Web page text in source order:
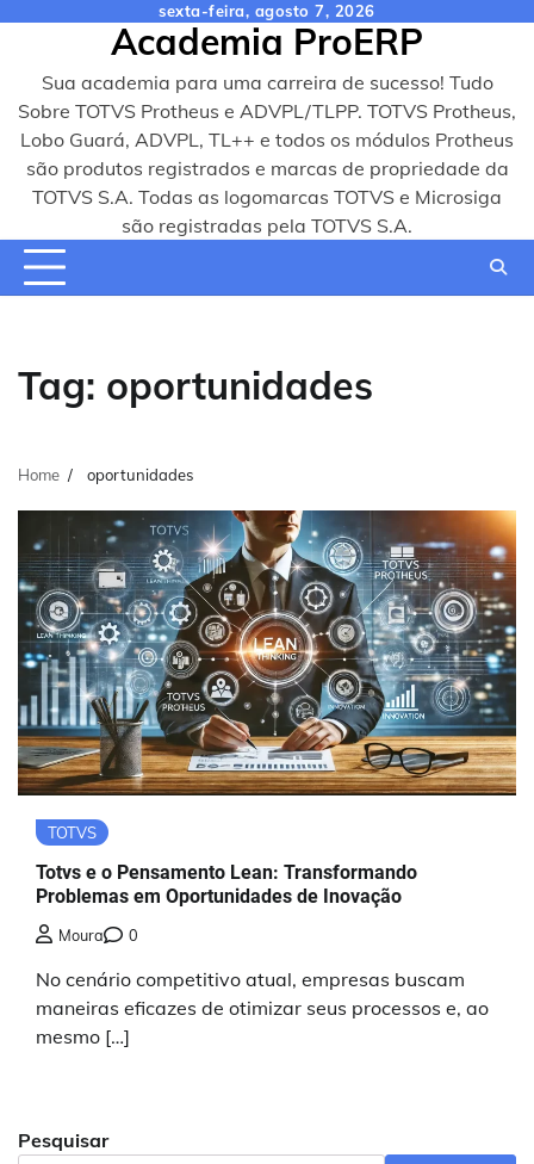
content
sexta-feira, agosto 7, 2026
Academia ProERP
Sua academia para uma carreira de sucesso! Tudo
Sobre TOTVS Protheus e ADVPL/TLPP. TOTVS Protheus,
Lobo Guará, ADVPL, TL++ e todos os módulos Protheus
são produtos registrados e marcas de propriedade da
TOTVS S.A. Todas as logomarcas TOTVS e Microsiga
são registradas pela TOTVS S.A.
Tag: oportunidades
Home oportunidades
TOTVS
Totvs e o Pensamento Lean: Transformando
Problemas em Oportunidades de Inovação
Moura 0
No cenário competitivo atual, empresas buscam
maneiras eficazes de otimizar seus processos e, ao
mesmo […]
Pesquisar